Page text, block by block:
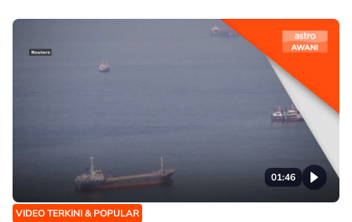
01:46
VIDEO TERKINI & POPULAR